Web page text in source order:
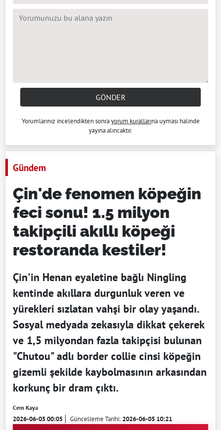
GÖNDER
Yorumlarınız incelendikten sonrayorum kurallarına uyması halinde
yayına alıncaktır.
Gündem
Çin'de fenomen köpeğin
feci sonu! 1.5 milyon
takipçili akıllı köpeği
restoranda kestiler!
Çin'in Henan eyaletine bağlı Ningling
kentinde akıllara durgunluk veren ve
yürekleri sızlatan vahşi bir olay yaşandı.
Sosyal medyada zekasıyla dikkat çekerek
ve 1,5 milyondan fazla takipçisi bulunan
"Chutou" adlı border collie cinsi köpeğin
gizemli şekilde kaybolmasının arkasından
korkunç bir dram çıktı.
Cem Kaya
2026-06-05 00:05 Güncelleme Tarihi:2026-06-05 10:21